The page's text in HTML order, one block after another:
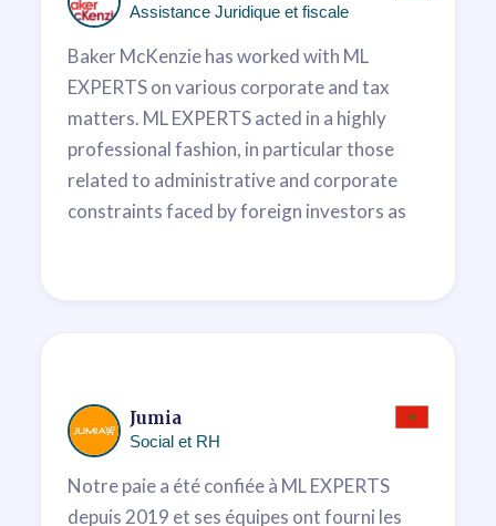
Assistance Juridique et fiscale
Baker McKenzie has worked with ML
EXPERTS on various corporate and tax
matters. ML EXPERTS acted in a highly
professional fashion, in particular those
related to administrative and corporate
constraints faced by foreign investors as
Jumia
Social et RH
Notre paie a été confiée à ML EXPERTS
depuis 2019 et ses équipes ont fourni les